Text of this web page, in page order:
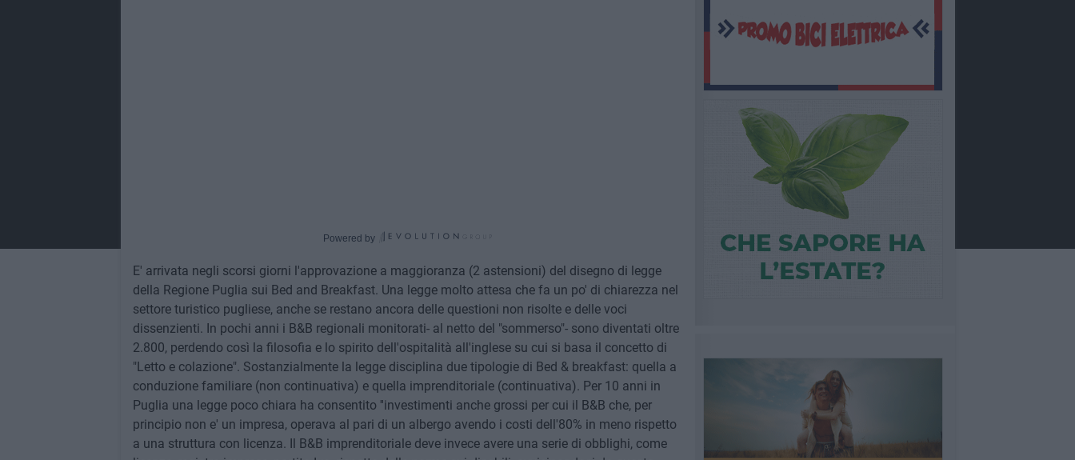
Powered by
E' arrivata negli scorsi giorni l'approvazione a maggioranza (2 astensioni) del disegno di legge
della Regione Puglia sui Bed and Breakfast. Una legge molto attesa che fa un po' di chiarezza nel
settore turistico pugliese, anche se restano ancora delle questioni non risolte e delle voci
dissenzienti. In pochi anni i B&B regionali monitorati- al netto del "sommerso"- sono diventati oltre
2.800, perdendo così la filosofia e lo spirito dell'ospitalità all'inglese su cui si basa il concetto di
"Letto e colazione". Sostanzialmente la legge disciplina due tipologie di Bed & breakfast: quella a
conduzione familiare (non continuativa) e quella imprenditoriale (continuativa). Per 10 anni in
Puglia una legge poco chiara ha consentito ''investimenti anche grossi per cui il B&B che, per
principio non e' un impresa, operava al pari di un albergo avendo i costi dell'80% in meno rispetto
a una struttura con licenza. Il B&B imprenditoriale deve invece avere una serie di obblighi, come